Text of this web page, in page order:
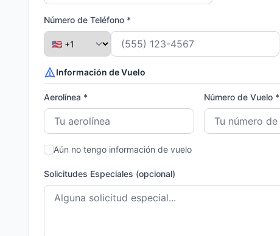
Número de Teléfono *
Información de Vuelo
Aerolínea * Número de Vuelo *
Aún no tengo información de vuelo
Solicitudes Especiales (opcional)